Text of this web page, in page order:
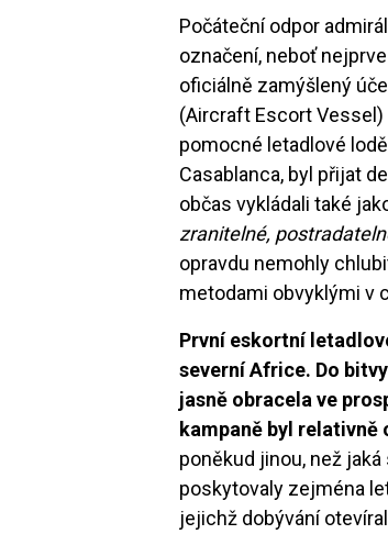
Počáteční odpor
označení, neboť
oficiálně zamýšlený
(Aircraft Escort Vessel)
pomocné letadlové
Casablanca, byl přijat
občas vykládali také
zranitelné,
opravdu nemohly
metodami obvyklými v
První eskortní
severní Africe. Do
jasně obracela ve
kampaně byl relativně
poněkud jinou, než
poskytovaly zejména
jejichž dobývání